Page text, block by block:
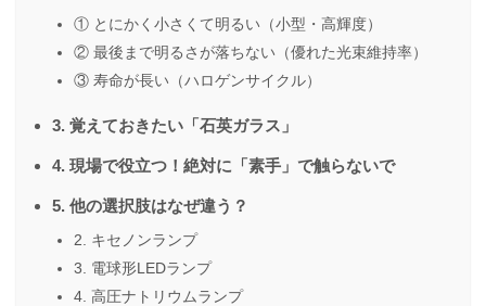
① とにかく小さくて明るい（小型・高輝度）
② 最後まで明るさが落ちない（優れた光束維持率）
③ 寿命が長い（ハロゲンサイクル）
3. 覚えておきたい「石英ガラス」
4. 現場で役立つ！絶対に「素手」で触らないで
5. 他の選択肢はなぜ違う？
2. キセノンランプ
3. 電球形LEDランプ
4. 高圧ナトリウムランプ